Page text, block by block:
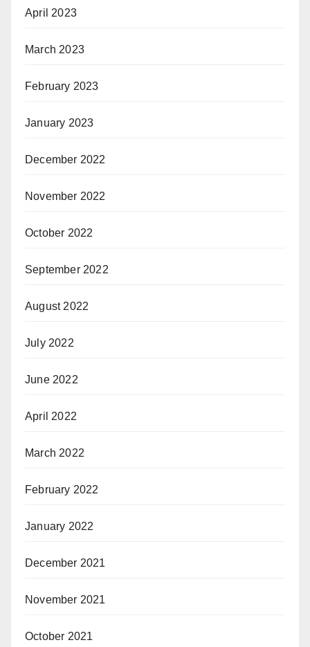
April 2023
March 2023
February 2023
January 2023
December 2022
November 2022
October 2022
September 2022
August 2022
July 2022
June 2022
April 2022
March 2022
February 2022
January 2022
December 2021
November 2021
October 2021